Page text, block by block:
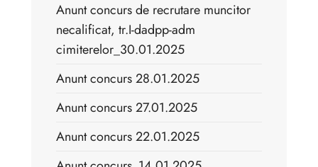
Anunt concurs de recrutare muncitor
necalificat, tr.I-dadpp-adm
cimiterelor_30.01.2025
Anunt concurs 28.01.2025
Anunt concurs 27.01.2025
Anunt concurs 22.01.2025